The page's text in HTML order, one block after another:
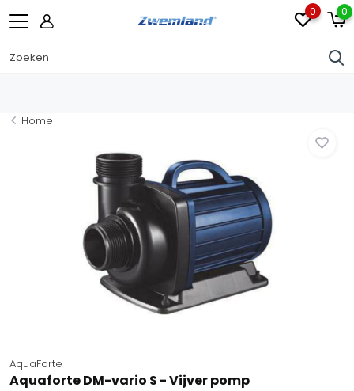
0 0
Home
AquaForte
Aquaforte DM-vario S - Vijver pomp